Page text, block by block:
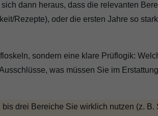
dann heraus, dass die relevanten
Rezepte), oder die ersten Jahre so
sondern eine klare Prüflogik:
was müssen Sie im
drei Bereiche Sie wirklich nutzen (z.